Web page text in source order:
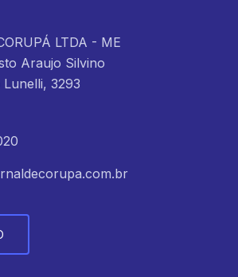
LTDA - ME
Araujo Silvino
3293